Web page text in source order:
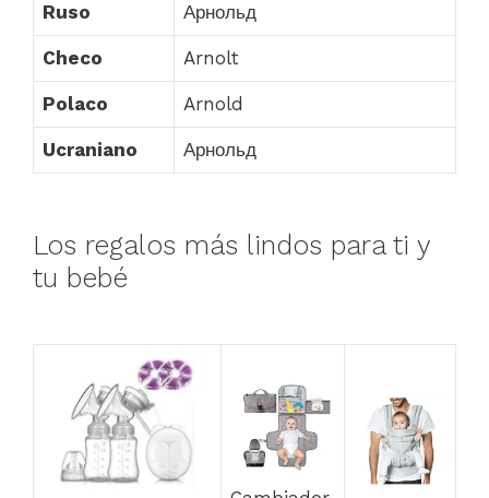
Ruso Арнольд
Checo Arnolt
Polaco Arnold
Ucraniano Арнольд
Los regalos más lindos para ti y
tu bebé